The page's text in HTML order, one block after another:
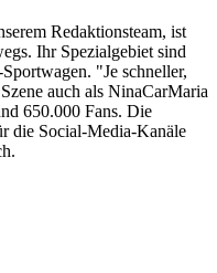
Redaktionsteam, ist
Ihr Spezialgebiet sind
"Je schneller,
auch als NinaCarMaria
650.000 Fans. Die
die Social-Media-Kanäle